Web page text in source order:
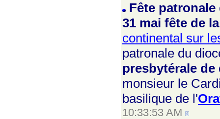
Fête
31 mai fête de
continental sur
patronale du
presbytérale
monsieur le
basilique de l'
10:33:53 AM